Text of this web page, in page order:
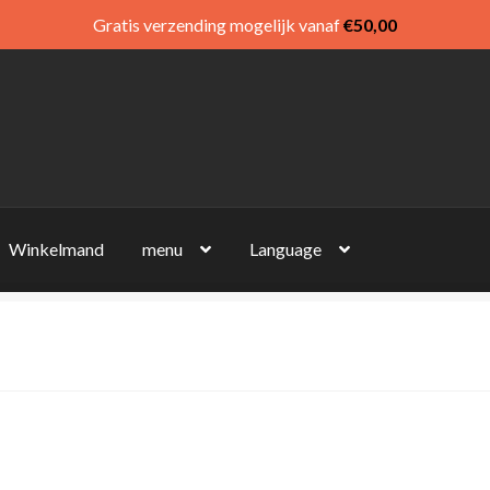
Winkelmand menu Language
Gratis verzending mogelijk vanaf€50,00